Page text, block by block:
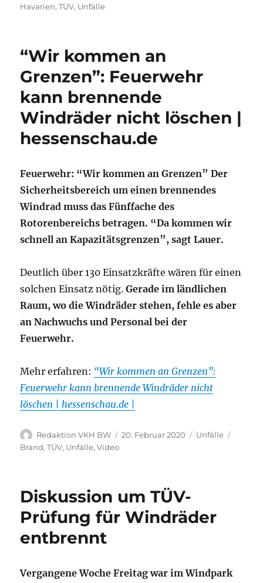
Havarien,TÜV, Unfälle
“Wir kommen an
Grenzen”: Feuerwehr
kann brennende
Windräder nicht löschen |
hessenschau.de
Feuerwehr: “Wir kommen an Grenzen” Der
Sicherheitsbereich um einen brennendes
Windrad muss das Fünffache des
Rotorenbereichs betragen. “Da kommen wir
schnell an Kapazitätsgrenzen”, sagt Lauer.
Deutlich über 130 Einsatzkräfte wären für einen
solchen Einsatz nötig.Gerade im ländlichen
Raum, wo die Windräder stehen, fehle es aber
an Nachwuchs und Personal bei der
Feuerwehr.
Mehr erfahren: “Wir kommen an Grenzen”:
Feuerwehr kann brennende Windräder nicht
löschen | hessenschau.de |
Autor
Redaktion VKH BW
Veröffentlicht
20. Februar 2020 Kategorien
Unfälle
Brand,TÜV, Unfälle,Video
Diskussion um TÜV-
Prüfung für Windräder
entbrennt
Vergangene Woche Freitag war im Windpark